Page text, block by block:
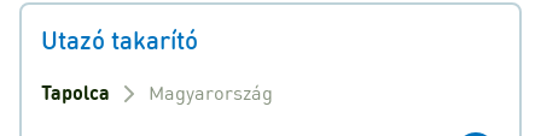
Utazó takarító
Tapolca Magyarország